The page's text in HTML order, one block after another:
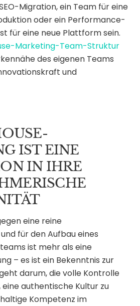
Migration, ein Team für eine
oder ein Performance-
für eine neue Plattform sein.
Marketing-Team-Struktur
des eigenen Teams
und
IST EINE
IN IHRE
eine reine
für den Aufbau eines
ist mehr als eine
– es ist ein Bekenntnis zur
darum, die volle Kontrolle
eine authentische Kultur zu
Kompetenz im